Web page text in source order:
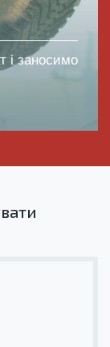
і заносимо